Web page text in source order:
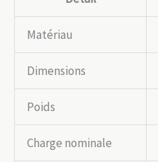
Matériau
Dimensions
Poids
Charge nominale